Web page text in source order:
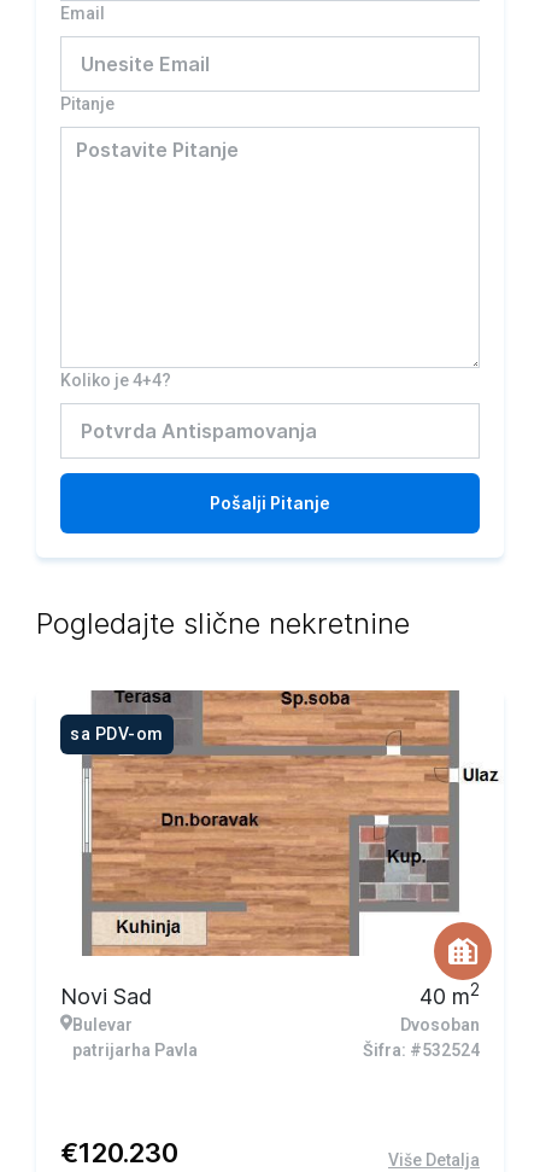
Email
Pitanje
Koliko je 4+4?
Pošalji Pitanje
Pogledajte slične nekretnine
sa PDV-om
Novi Sad
Bulevar
patrijarha Pavla
40 m2
Dvosoban
Šifra: #532524
€120.230 Više Detalja